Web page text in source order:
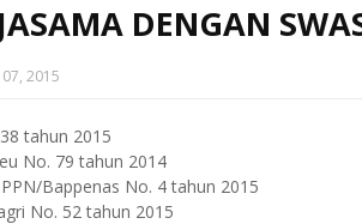
DENGAN
2015
tahun 2015
No. 79 tahun 2014
Bappenas No. 4 tahun 2015
No. 52 tahun 2015